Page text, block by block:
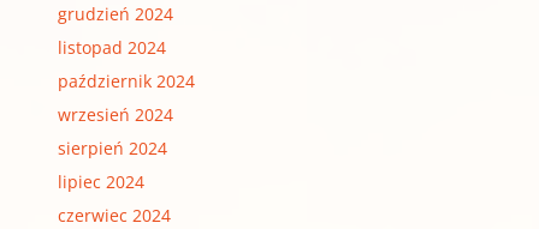
grudzień 2024
listopad 2024
październik 2024
wrzesień 2024
sierpień 2024
lipiec 2024
czerwiec 2024